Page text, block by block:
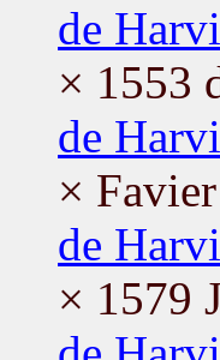
de
× 1553
de
×
de
× 1579